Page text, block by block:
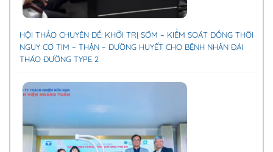
HỘI THẢO CHUYÊN ĐỀ: KHỞI TRỊ SỚM – KIỂM SOÁT ĐỒNG THỜI
NGUY CƠ TIM – THẬN – ĐƯỜNG HUYẾT CHO BỆNH NHÂN ĐÁI
THÁO ĐƯỜNG TYPE 2